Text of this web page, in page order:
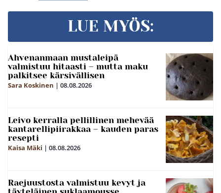
LUE MYÖS:
Ahvenanmaan mustaleipä
valmistuu hitaasti – mutta maku
palkitsee kärsivällisen
Sara Koskinen | 08.08.2026
Leivo kerralla pellillinen mehevää
kantarellipiirakkaa – kauden paras
resepti
Kaisa Mäki | 08.08.2026
Raejuustosta valmistuu kevyt ja